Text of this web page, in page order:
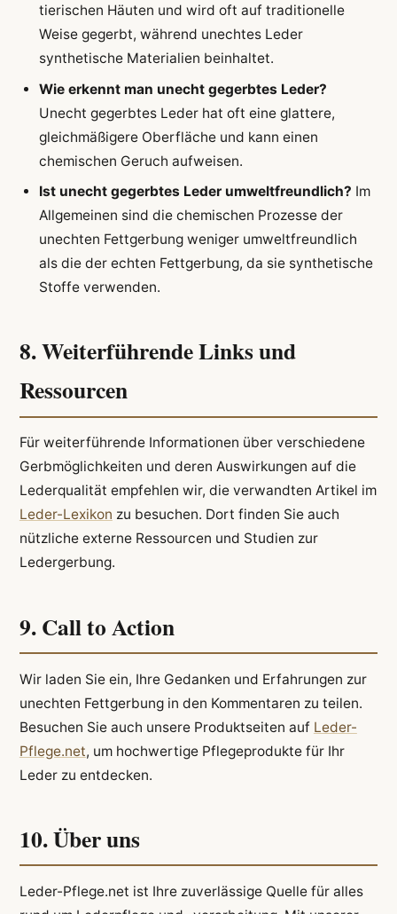
tierischen Häuten und wird oft auf traditionelle
Weise gegerbt, während unechtes Leder
synthetische Materialien beinhaltet.
Wie erkennt man unecht gegerbtes Leder?
Unecht gegerbtes Leder hat oft eine glattere,
gleichmäßigere Oberfläche und kann einen
chemischen Geruch aufweisen.
Ist unecht gegerbtes Leder umweltfreundlich? Im
Allgemeinen sind die chemischen Prozesse der
unechten Fettgerbung weniger umweltfreundlich
als die der echten Fettgerbung, da sie synthetische
Stoffe verwenden.
8. Weiterführende Links und
Ressourcen
Für weiterführende Informationen über verschiedene
Gerbmöglichkeiten und deren Auswirkungen auf die
Lederqualität empfehlen wir, die verwandten Artikel im
Leder-Lexikon zu besuchen. Dort finden Sie auch
nützliche externe Ressourcen und Studien zur
Ledergerbung.
9. Call to Action
Wir laden Sie ein, Ihre Gedanken und Erfahrungen zur
unechten Fettgerbung in den Kommentaren zu teilen.
Besuchen Sie auch unsere Produktseiten auf Leder-
Pflege.net, um hochwertige Pflegeprodukte für Ihr
Leder zu entdecken.
10. Über uns
Leder-Pflege.net ist Ihre zuverlässige Quelle für alles